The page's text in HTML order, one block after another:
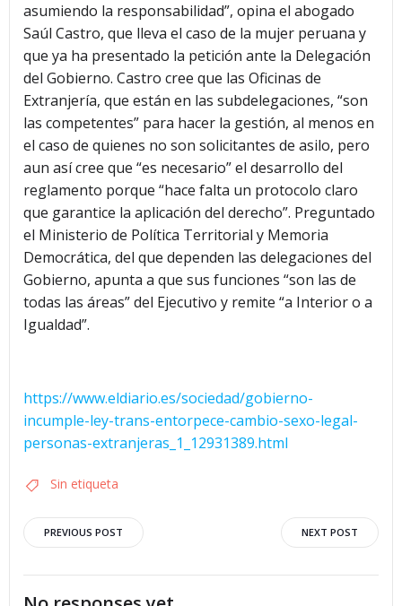
asumiendo la responsabilidad”, opina el abogado
Saúl Castro, que lleva el caso de la mujer peruana y
que ya ha presentado la petición ante la Delegación
del Gobierno. Castro cree que las Oficinas de
Extranjería, que están en las subdelegaciones, “son
las competentes” para hacer la gestión, al menos en
el caso de quienes no son solicitantes de asilo, pero
aun así cree que “es necesario” el desarrollo del
reglamento porque “hace falta un protocolo claro
que garantice la aplicación del derecho”. Preguntado
el Ministerio de Política Territorial y Memoria
Democrática, del que dependen las delegaciones del
Gobierno, apunta a que sus funciones “son las de
todas las áreas” del Ejecutivo y remite “a Interior o a
Igualdad”.
https://www.eldiario.es/sociedad/gobierno-
incumple-ley-trans-entorpece-cambio-sexo-legal-
personas-extranjeras_1_12931389.html
Sin etiqueta
Navegación
por
PREVIOUS POST
Navegación
por
NEXT POST